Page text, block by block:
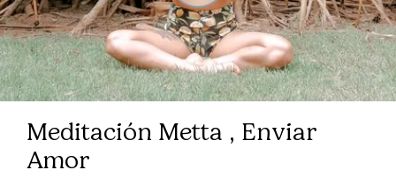
Meditación Metta , Enviar
Amor